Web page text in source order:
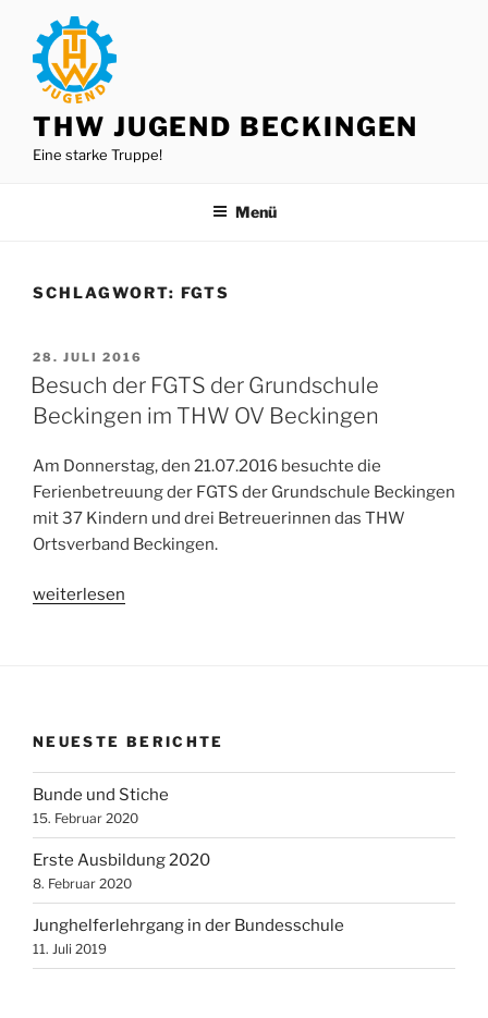
Inhalt
springen
THW JUGEND BECKINGEN
Eine starke Truppe!
Menü
SCHLAGWORT: FGTS
VERÖFFENTLICHT
AM
28. JULI 2016
Besuch der FGTS der Grundschule
Beckingen im THW OV Beckingen
Am Donnerstag, den 21.07.2016 besuchte die
Ferienbetreuung der FGTS der Grundschule Beckingen
mit 37 Kindern und drei Betreuerinnen das THW
Ortsverband Beckingen.
„Besuch
im
THW
OV
Beckingen“
weiterlesen
NEUESTE BERICHTE
Bunde und Stiche
15. Februar 2020
Erste Ausbildung 2020
8. Februar 2020
Junghelferlehrgang in der Bundesschule
11. Juli 2019